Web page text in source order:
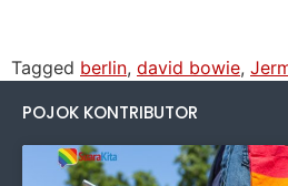
Tagged berlin, david bowie,
POJOK KONTRIBUTOR